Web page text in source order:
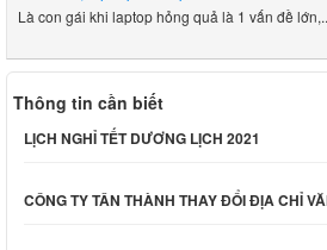
Là con gái khi laptop hỏng quả là 1 vấn đề
Thông tin cần biết
LỊCH NGHỈ TẾT DƯƠNG LỊCH 2021
CÔNG TY TÂN THÀNH THAY ĐỔI ĐỊA CHỈ